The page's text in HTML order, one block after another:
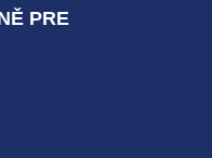
PRE